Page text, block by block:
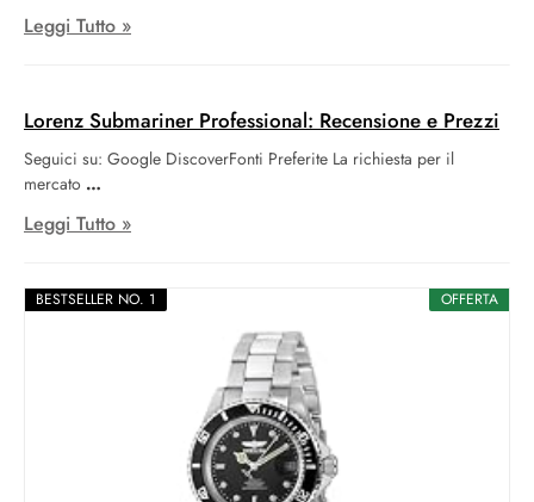
OFFERTA
BESTSELLER NO. 1
Leggi Tutto »
Lorenz Submariner Professional: Recensione e Prezzi
Seguici su: Google DiscoverFonti Preferite La richiesta per il
mercato
Leggi Tutto »